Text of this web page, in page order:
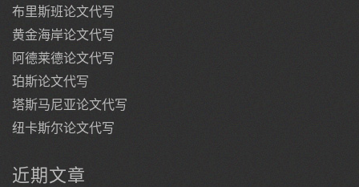
布里斯班论文代写
黄金海岸论文代写
阿德莱德论文代写
珀斯论文代写
塔斯马尼亚论文代写
纽卡斯尔论文代写
近期文章